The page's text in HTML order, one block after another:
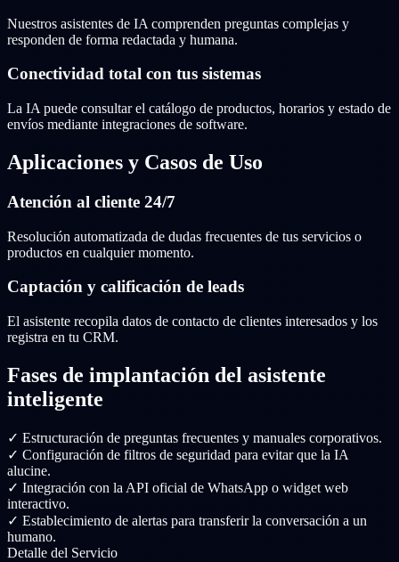
Nuestros asistentes de IA comprenden preguntas complejas y
responden de forma redactada y humana.
Conectividad total con tus sistemas
La IA puede consultar el catálogo de productos, horarios y estado de
envíos mediante integraciones de software.
Aplicaciones y Casos de Uso
Atención al cliente 24/7
Resolución automatizada de dudas frecuentes de tus servicios o
productos en cualquier momento.
Captación y calificación de leads
El asistente recopila datos de contacto de clientes interesados y los
registra en tu CRM.
Fases de implantación del asistente
inteligente
✓ Estructuración de preguntas frecuentes y manuales corporativos.
✓ Configuración de filtros de seguridad para evitar que la IA
alucine.
✓ Integración con la API oficial de WhatsApp o widget web
interactivo.
✓ Establecimiento de alertas para transferir la conversación a un
humano.
Detalle del Servicio